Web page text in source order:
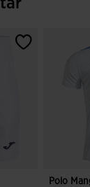
Polo